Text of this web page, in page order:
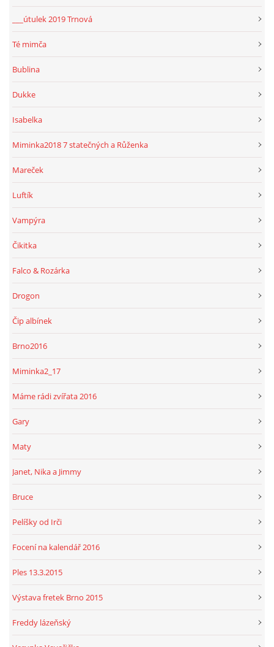
___útulek 2019 Trnová
Té mimča
Bublina
Dukke
Isabelka
Miminka2018 7 statečných a Růženka
Mareček
Luftík
Vampýra
Čikitka
Falco & Rozárka
Drogon
Čip albínek
Brno2016
Miminka2_17
Máme rádi zvířata 2016
Gary
Maty
Janet, Nika a Jimmy
Bruce
Pelíšky od Irči
Focení na kalendář 2016
Ples 13.3.2015
Výstava fretek Brno 2015
Freddy lázeňský